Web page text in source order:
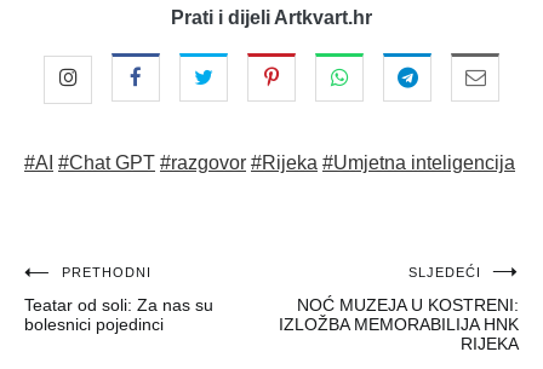
Prati i dijeli Artkvart.hr
#AI #Chat GPT #razgovor #Rijeka #Umjetna inteligencija
Navigacija
objava
PRETHODNI
Teatar od soli: Za nas su
bolesnici pojedinci
SLJEDEĆI
NOĆ MUZEJA U KOSTRENI:
IZLOŽBA MEMORABILIJA HNK
RIJEKA